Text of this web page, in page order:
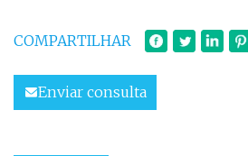
COMPARTILHAR
Enviar consulta